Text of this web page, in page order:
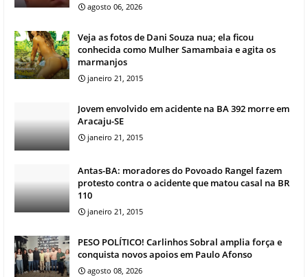
agosto 06, 2026
Veja as fotos de Dani Souza nua; ela ficou
conhecida como Mulher Samambaia e agita os
marmanjos
janeiro 21, 2015
Jovem envolvido em acidente na BA 392 morre em
Aracaju-SE
janeiro 21, 2015
Antas-BA: moradores do Povoado Rangel fazem
protesto contra o acidente que matou casal na BR
110
janeiro 21, 2015
PESO POLÍTICO! Carlinhos Sobral amplia força e
conquista novos apoios em Paulo Afonso
agosto 08, 2026